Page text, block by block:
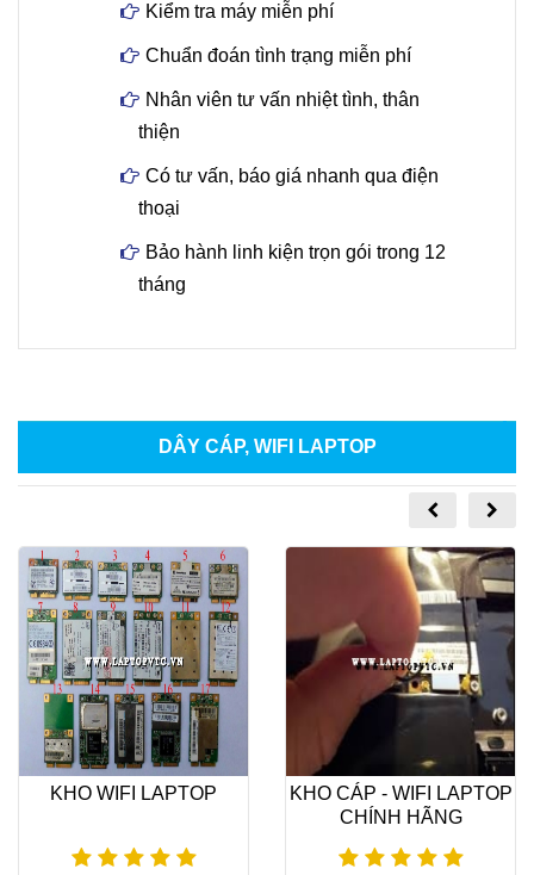
Kiểm tra máy miễn phí
Chuẩn đoán tình trạng miễn phí
Nhân viên tư vấn nhiệt tình, thân
thiện
Có tư vấn, báo giá nhanh qua điện
thoại
Bảo hành linh kiện trọn gói trong 12
tháng
DÂY CÁP, WIFI LAPTOP
KHO WIFI LAPTOP
KHO CÁP - WIFI LAPTOP
CHÍNH HÃNG